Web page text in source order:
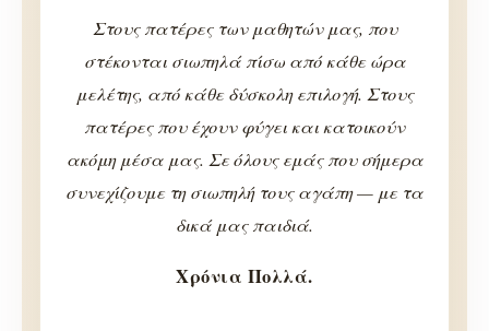
Στους πατέρες των μαθητών μας, που
στέκονται σιωπηλά πίσω από κάθε ώρα
μελέτης, από κάθε δύσκολη επιλογή. Στους
πατέρες που έχουν φύγει και κατοικούν
ακόμη μέσα μας. Σε όλους εμάς που σήμερα
συνεχίζουμε τη σιωπηλή τους αγάπη — με τα
δικά μας παιδιά.
Χρόνια Πολλά.